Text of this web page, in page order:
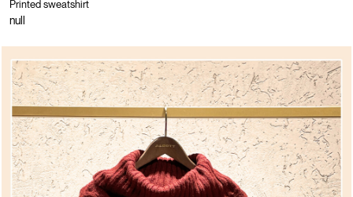
Printed sweatshirt
null